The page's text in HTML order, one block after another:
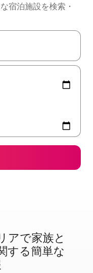
宿泊施設を検索・
キーを使って移動するか
アで家⁠族⁠と
す⁠る簡⁠単⁠な